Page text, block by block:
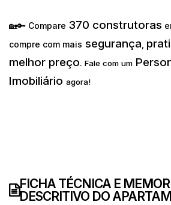
🏡🔑 Compare 370 construtoras
compre com mais segurança
melhor preço. Fale com um
Imobiliário agora!
FICHA TÉCNICA E
DESCRITIVO DO